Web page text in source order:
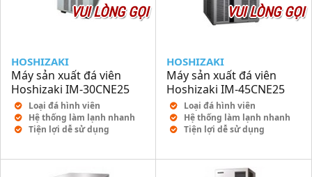
VUI LÒNG GỌI
HOSHIZAKI
Máy sản xuất đá viên
Hoshizaki IM-30CNE25
Loại đá hình viên
Hệ thống làm lạnh nhanh
Tiện lợi dễ sử dụng
VUI LÒNG GỌI
HOSHIZAKI
Máy sản xuất đá viên
Hoshizaki IM-45CNE25
Loại đá hình viên
Hệ thống làm lạnh nhanh
Tiện lợi dễ sử dụng